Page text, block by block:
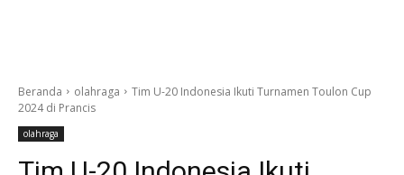
Beranda olahraga
Tim U-20 Indonesia Ikuti Turnamen Toulon Cup
2024 di Prancis
olahraga